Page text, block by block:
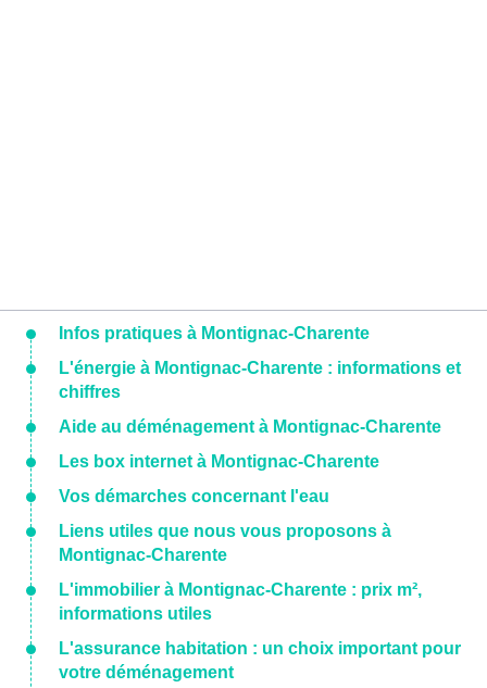
Infos pratiques à Montignac-Charente
L'énergie à Montignac-Charente : informations et
chiffres
Aide au déménagement à Montignac-Charente
Les box internet à Montignac-Charente
Vos démarches concernant l'eau
Liens utiles que nous vous proposons à
Montignac-Charente
L'immobilier à Montignac-Charente : prix m²,
informations utiles
L'assurance habitation : un choix important pour
votre déménagement